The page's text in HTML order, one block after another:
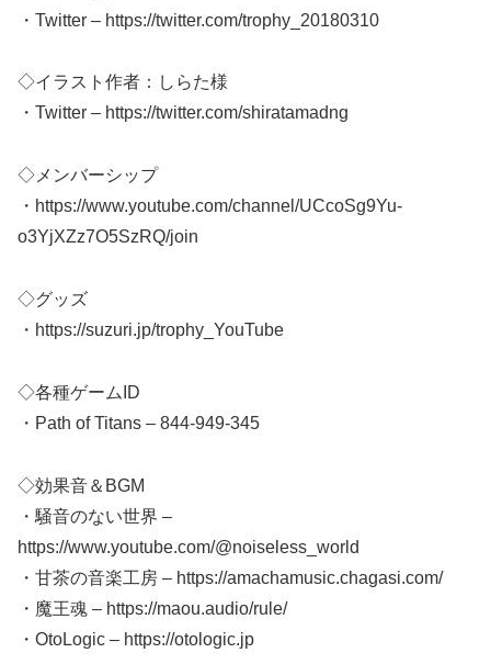
・Twitter – https://twitter.com/trophy_20180310
◇イラスト作者：しらた様
・Twitter – https://twitter.com/shiratamadng
◇メンバーシップ
・https://www.youtube.com/channel/UCcoSg9Yu-
o3YjXZz7O5SzRQ/join
◇グッズ
・https://suzuri.jp/trophy_YouTube
◇各種ゲームID
・Path of Titans – 844-949-345
◇効果音＆BGM
・騒音のない世界 –
https://www.youtube.com/@noiseless_world
・甘茶の音楽工房 – https://amachamusic.chagasi.com/
・魔王魂 – https://maou.audio/rule/
・OtoLogic – https://otologic.jp